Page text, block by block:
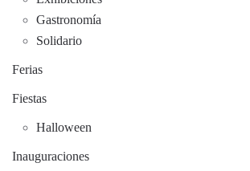
Gastronomía
Solidario
Ferias
Fiestas
Halloween
Inauguraciones